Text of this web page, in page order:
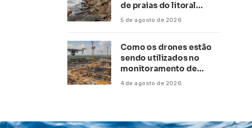
de praias do litoral
paulista
5 de agosto de 2026
Como os drones estão
sendo utilizados no
monitoramento de
obras de grande porte?
4 de agosto de 2026